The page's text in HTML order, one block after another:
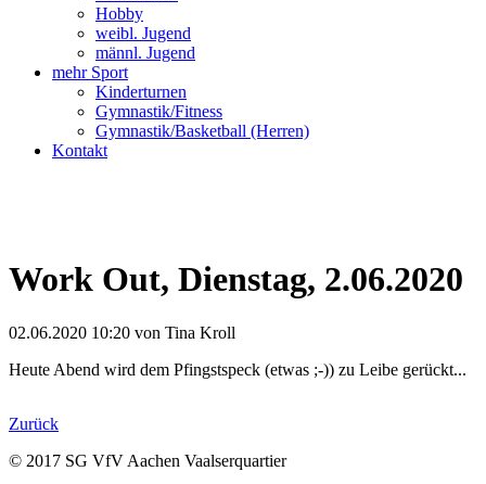
Hobby
weibl. Jugend
männl. Jugend
mehr Sport
Kinderturnen
Gymnastik/Fitness
Gymnastik/Basketball (Herren)
Kontakt
Work Out, Dienstag, 2.06.2020
02.06.2020 10:20 von Tina Kroll
Heute Abend wird dem Pfingstspeck (etwas ;-)) zu Leibe gerückt...
Zurück
© 2017 SG VfV Aachen Vaalserquartier